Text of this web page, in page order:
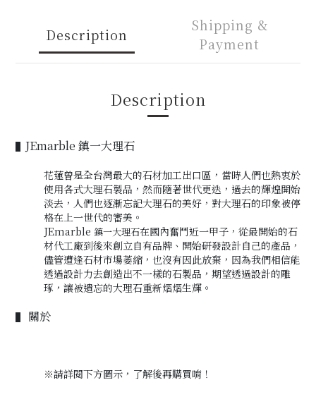
Description
Shipping &
Payment
Description
▌ JEmarble 鎮一大理石
花蓮曾是全台灣最大的石材加工出口區，當時人們也熱衷於
使用各式大理石製品，然而隨著世代更迭，過去的輝煌開始
淡去，人們也逐漸忘記大理石的美好 ， 對大理石的印象被停
格在上一世代的審美。
JEmarble 鎮一大理石在國內奮鬥近一甲子 ， 從最開始的石
材代工廠到後來創立自有品牌、開始研發設計自己的產品 ，
儘管遭逢石材市場萎縮 ， 也沒有因此放棄 ， 因為我們相信能
透過設計力去創造出不一樣的石製品 ， 期望透過設計的雕
琢 ， 讓被遺忘的大理石重新熠熠生輝。
▌ 關於
※請詳閱下方圖示， 了解後再購買唷！